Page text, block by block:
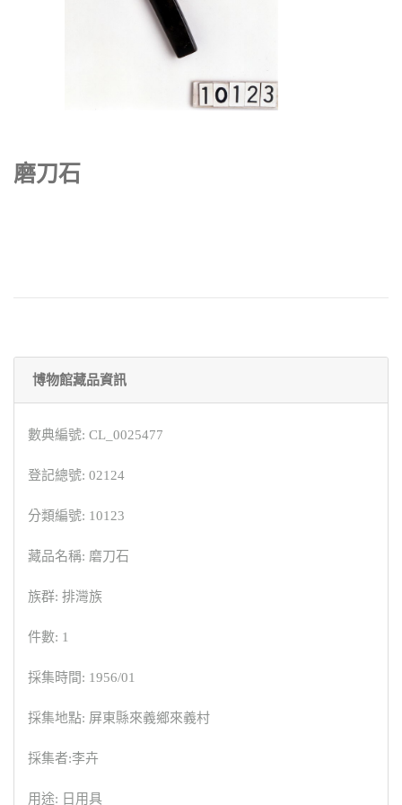
磨刀石
博物館藏品資訊
數典編號: CL_0025477
登記總號: 02124
分類編號: 10123
藏品名稱: 磨刀石
族群: 排灣族
件數: 1
採集時間: 1956/01
採集地點: 屏東縣來義鄉來義村
採集者:李卉
用途: 日用具